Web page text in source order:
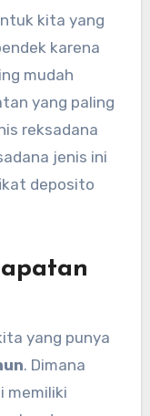
kita yang
karena
mudah
yang paling
reksadana
jenis ini
deposito
yang punya
. Dimana
memiliki